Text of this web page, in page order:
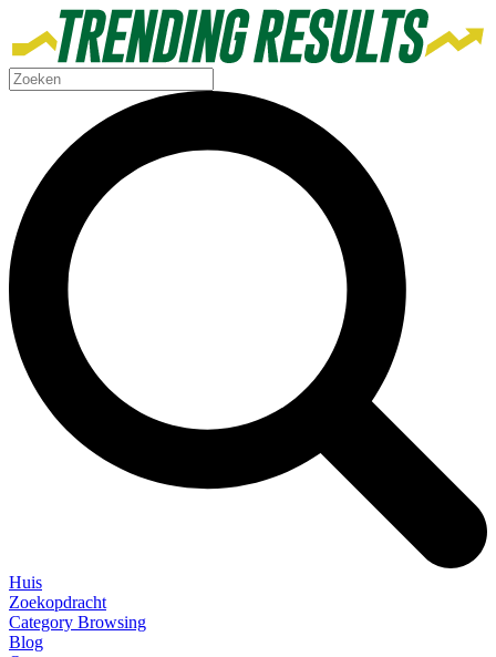
Huis
Zoekopdracht
Category Browsing
Blog